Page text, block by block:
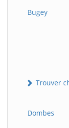
Bugey
Trouver
Dombes